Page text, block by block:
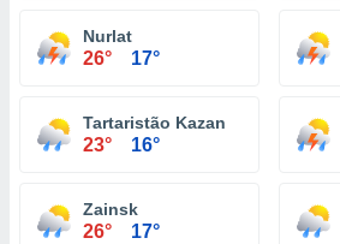
Nurlat
26° 17°
Tartaristão Kazan
23° 16°
Zainsk
26° 17°